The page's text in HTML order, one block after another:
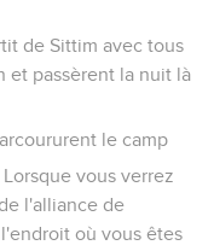
de Sittim avec tous
et passèrent la nuit là
le camp
vous verrez
l'alliance de
où vous êtes